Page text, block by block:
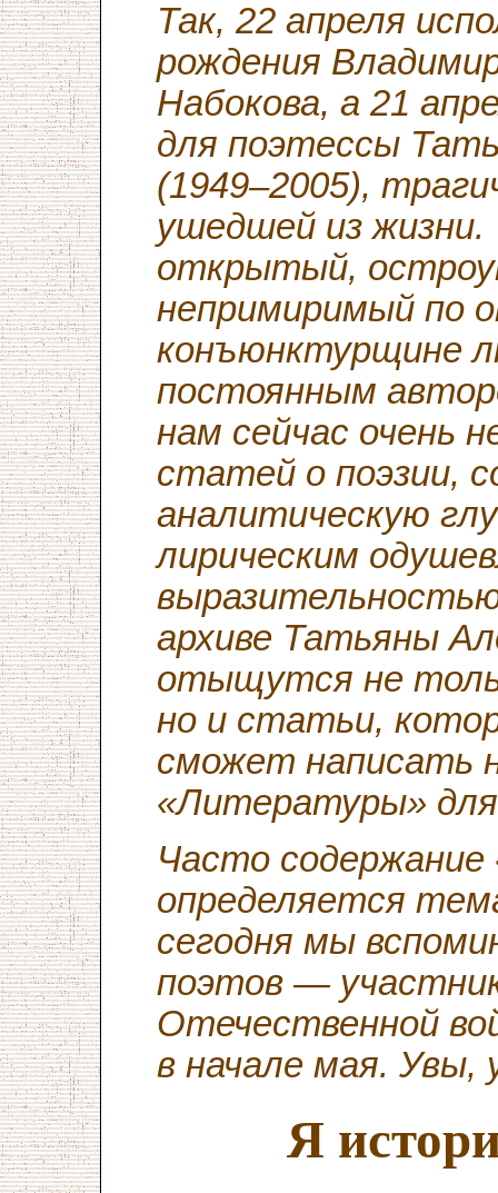
Так, 22 апреля
рождения
Набокова, а 21
для поэтессы
(1949–2005),
ушедшей из жизни.
открытый,
непримиримый по
конъюнктурщине
постоянным
нам сейчас очень
статей о поэзии,
аналитическую
лирическим
архиве Татьяны
отыщутся не
но и статьи,
сможет написать
«Литературы»
Часто содержание
определяется
сегодня мы
поэтов —
Отечественной
в начале мая. Увы,
Я